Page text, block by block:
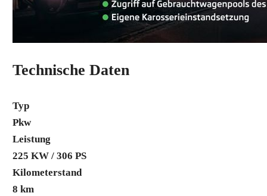
Technische Daten
Typ
Pkw
Leistung
225 KW / 306 PS
Kilometerstand
8 km